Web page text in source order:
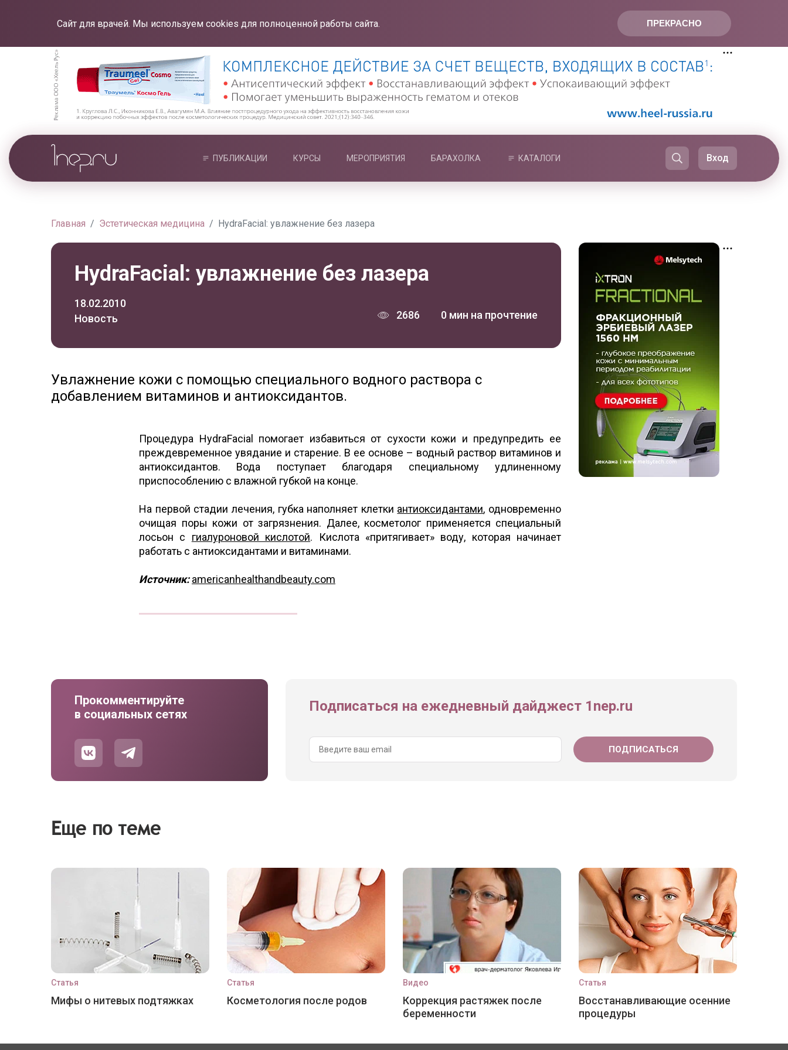
ПРЕКРАСНО
Сайт для врачей. Мы используем cookies для полноценной работы сайта.
ПУБЛИКАЦИИ КУРСЫ МЕРОПРИЯТИЯ БАРАХОЛКА КАТАЛОГИ Вход
Главная Эстетическая медицина HydraFacial: увлажнение без лазера
HydraFacial: увлажнение без лазера
18.02.2010
Новость
2686 0 мин на прочтение
Увлажнение кожи с помощью специального водного раствора с
добавлением витаминов и антиоксидантов.
Процедура HydraFacial помогает избавиться от сухости кожи и предупредить ее
преждевременное увядание и старение. В ее основе – водный раствор витаминов и
антиоксидантов. Вода поступает благодаря специальному удлиненному
приспособлению с влажной губкой на конце.
На первой стадии лечения, губка наполняет клетки антиоксидантами, одновременно
очищая поры кожи от загрязнения. Далее, косметолог применяется специальный
лосьон с гиалуроновой кислотой. Кислота «притягивает» воду, которая начинает
работать с антиоксидантами и витаминами.
Источник: americanhealthandbeauty.com
Прокомментируйте
в социальных сетях
Подписаться на ежедневный дайджест 1nep.ru
Еще по теме
Статья
Мифы о нитевых подтяжках
Статья
Косметология после родов
Видео
Коррекция растяжек после
беременности
Статья
Восстанавливающие осенние
процедуры